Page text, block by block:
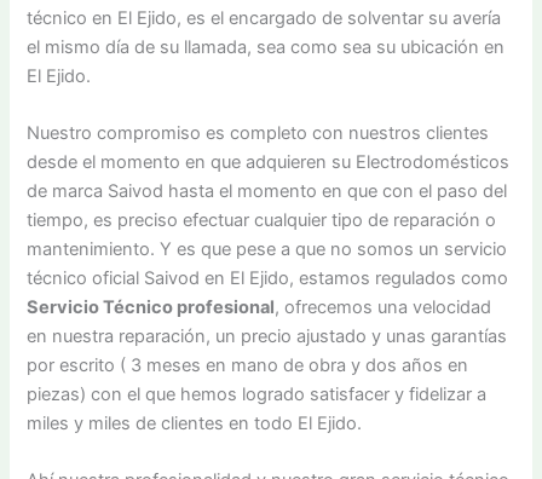
técnico en El Ejido, es el encargado de solventar su avería
el mismo día de su llamada, sea como sea su ubicación en
El Ejido.
Nuestro compromiso es completo con nuestros clientes
desde el momento en que adquieren su Electrodomésticos
de marca Saivod hasta el momento en que con el paso del
tiempo, es preciso efectuar cualquier tipo de reparación o
mantenimiento. Y es que pese a que no somos un servicio
técnico oficial Saivod en El Ejido, estamos regulados como
Servicio Técnico profesional, ofrecemos una velocidad
en nuestra reparación, un precio ajustado y unas garantías
por escrito ( 3 meses en mano de obra y dos años en
piezas) con el que hemos logrado satisfacer y fidelizar a
miles y miles de clientes en todo El Ejido.